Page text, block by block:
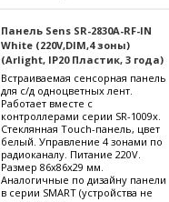
Панель Sens SR-2830A-RF-IN
White (220V,DIM,4 зоны)
(Arlight, IP20 Пластик, 3 года)
Встраиваемая сенсорная панель
для с/д одноцветных лент.
Работает вместе с
контроллерами серии SR-1009x.
Стеклянная Touch-панель, цвет
белый. Управление 4 зонами по
радиоканалу. Питание 220V.
Размер 86x86x29 мм.
Аналогичные по дизайну панели
в серии SMART (устройства не